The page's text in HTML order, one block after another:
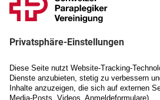
PARTNERSCHAFTEN